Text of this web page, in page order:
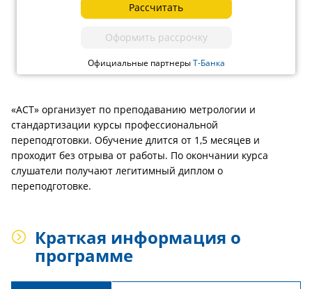
Рассчитать
Оформить рассрочку
Официальные партнерыТ-Банка
«АСТ» организует по преподаванию метрологии и
стандартизации курсы профессиональной
переподготовки. Обучение длится от 1,5 месяцев и
проходит без отрыва от работы. По окончании курса
слушатели получают легитимный диплом о
переподготовке.
Краткая информация о
программе